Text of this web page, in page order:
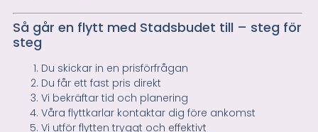
Så går en flytt med Stadsbudet till – steg för
steg
Du skickar in en prisförfrågan
Du får ett fast pris direkt
Vi bekräftar tid och planering
Våra flyttkarlar kontaktar dig före ankomst
Vi utför flytten tryggt och effektivt